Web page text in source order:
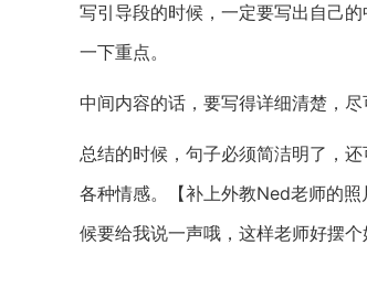
写引导段的时候，一定要写出自己
一下重点。
中间内容的话，要写得详细清楚，
总结的时候，句子必须简洁明了，
各种情感。【补上外教Ned老师的
候要给我说一声哦，这样老师好摆